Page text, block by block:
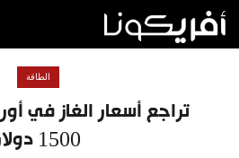
تراجع أسعار الغاز في
1500 دولار
الطاقة